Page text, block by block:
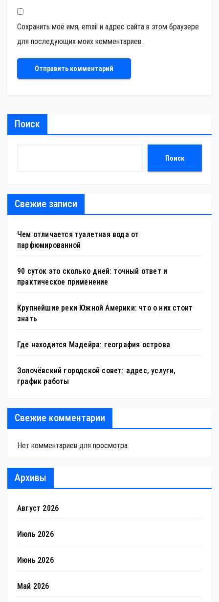
Сохранить моё имя, email и адрес сайта в этом браузере
для последующих моих комментариев.
Поиск
Поиск
Свежие записи
Чем отличается туалетная вода от
парфюмированной
90 суток это сколько дней: точный ответ и
практическое применение
Крупнейшие реки Южной Америки: что о них стоит
знать
Где находится Мадейра: география острова
Золочёвский городской совет: адрес, услуги,
график работы
Свежие комментарии
Нет комментариев для просмотра.
Архивы
Август 2026
Июль 2026
Июнь 2026
Май 2026